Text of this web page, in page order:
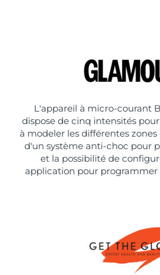
L'appareil à micro-courant
dispose de cinq intensités
à modeler les différentes zones
d'un système anti-choc pour
et la possibilité de
application pour programmer